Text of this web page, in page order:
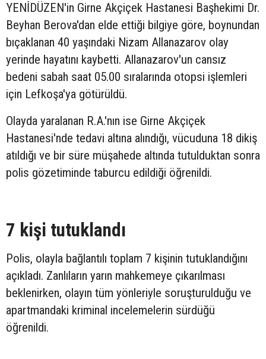
YENİDÜZEN'in Girne Akçiçek Hastanesi Başhekimi Dr.
Beyhan Berova'dan elde ettiği bilgiye göre, boynundan
bıçaklanan 40 yaşındaki Nizam Allanazarov olay
yerinde hayatını kaybetti. Allanazarov'un cansız
bedeni sabah saat 05.00 sıralarında otopsi işlemleri
için Lefkoşa'ya götürüldü.
Olayda yaralanan R.A.'nın ise Girne Akçiçek
Hastanesi'nde tedavi altına alındığı, vücuduna 18 dikiş
atıldığı ve bir süre müşahede altında tutulduktan sonra
polis gözetiminde taburcu edildiği öğrenildi.
7 kişi tutuklandı
Polis, olayla bağlantılı toplam 7 kişinin tutuklandığını
açıkladı. Zanlıların yarın mahkemeye çıkarılması
beklenirken, olayın tüm yönleriyle soruşturulduğu ve
apartmandaki kriminal incelemelerin sürdüğü
öğrenildi.